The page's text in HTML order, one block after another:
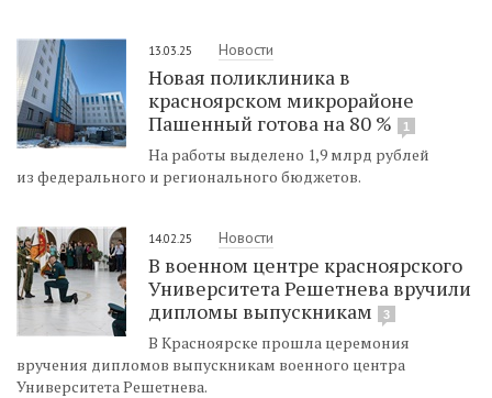
13.03.25 Новости
Новая поликлиника в
красноярском микрорайоне
Пашенный готова на 80 %
1
На работы выделено 1,9 млрд рублей
из федерального и регионального бюджетов.
14.02.25 Новости
В военном центре красноярского
Университета Решетнева вручили
дипломы выпускникам
3
В Красноярске прошла церемония
вручения дипломов выпускникам военного центра
Университета Решетнева.